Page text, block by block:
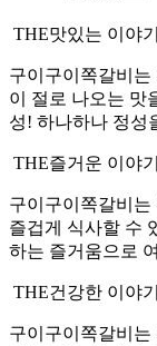
THE맛있는 이야기
구이구이쪽갈비
이 절로 나오는 맛
성! 하나하나 정성
THE즐거운 이야기
구이구이쪽갈비
즐겁게 식사할 수
하는 즐거움으로
THE건강한 이야기
구이구이쪽갈비